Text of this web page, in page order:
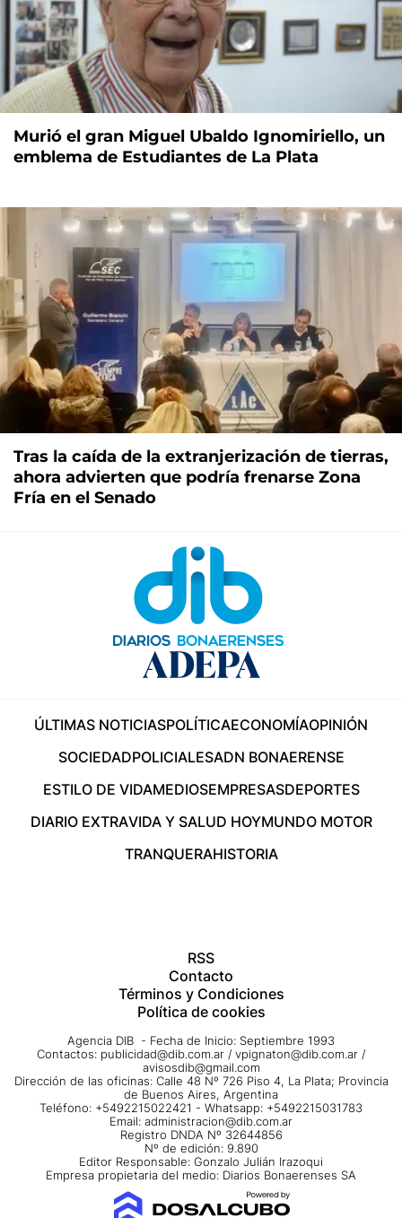
Murió el gran Miguel Ubaldo Ignomiriello, un
emblema de Estudiantes de La Plata
Tras la caída de la extranjerización de tierras,
ahora advierten que podría frenarse Zona
Fría en el Senado
ÚLTIMAS NOTICIASPOLÍTICAECONOMÍAOPINIÓN
SOCIEDADPOLICIALESADN BONAERENSE
ESTILO DE VIDAMEDIOSEMPRESASDEPORTES
DIARIO EXTRAVIDA Y SALUD HOYMUNDO MOTOR
TRANQUERAHISTORIA
RSS
Contacto
Términos y Condiciones
Política de cookies
Agencia DIB - Fecha de Inicio: Septiembre 1993
Contactos: publicidad@dib.com.ar / vpignaton@dib.com.ar /
avisosdib@gmail.com
Dirección de las oficinas: Calle 48 Nº 726 Piso 4, La Plata; Provincia
de Buenos Aires, Argentina
Teléfono: +5492215022421 - Whatsapp: +5492215031783
Email: administracion@dib.com.ar
Registro DNDA Nº 32644856
Nº de edición: 9.890
Editor Responsable: Gonzalo Julián Irazoqui
Empresa propietaria del medio: Diarios Bonaerenses SA